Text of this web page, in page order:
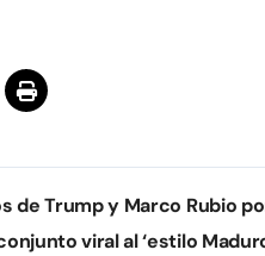
de Trump y Marco Rubio
viral al ‘estilo